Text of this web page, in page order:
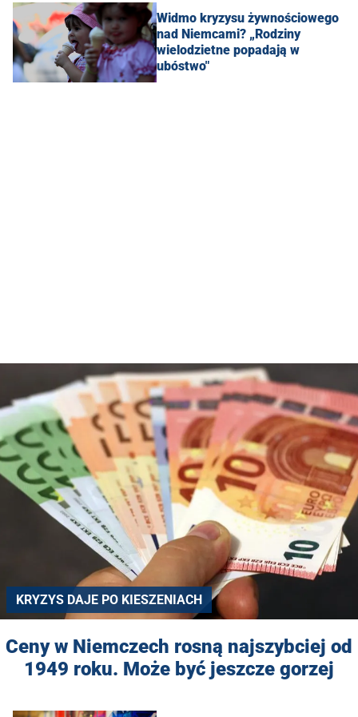
Widmo kryzysu żywnościowego
nad Niemcami? „Rodziny
wielodzietne popadają w
ubóstwo"
KRYZYS DAJE PO KIESZENIACH
Ceny w Niemczech rosną najszybciej od
1949 roku. Może być jeszcze gorzej